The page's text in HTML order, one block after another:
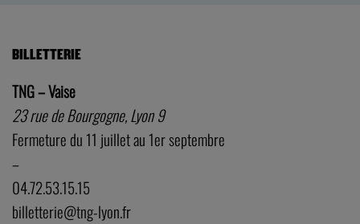
BILLETTERIE
TNG – Vaise
23 rue de Bourgogne, Lyon 9
Fermeture du 11 juillet au 1er septembre
–
04.72.53.15.15
billetterie@tng-lyon.fr